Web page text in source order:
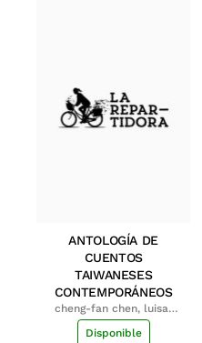
ANTOLOGÍA DE
CUENTOS
TAIWANESES
CONTEMPORÁNEOS
cheng-fan chen, luisa;
shu-ying chang, luisa
Disponible